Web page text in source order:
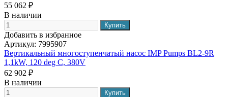
55 062 ₽
В наличии
Добавить в избранное
Артикул: 7995907
Вертикальный многоступенчатый насос IMP Pumps BL2-9R
1,1kW, 120 deg C, 380V
62 902 ₽
В наличии